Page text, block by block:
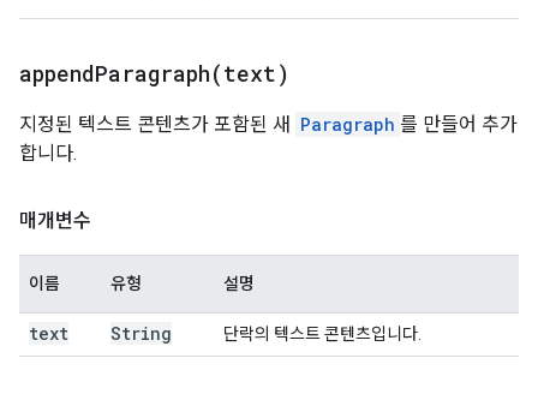
appendParagraph(text)
지정된 텍스트 콘텐츠가 포함된 새 Paragraph 를 만들어 추가
합니다.
매개변수
이름 유형 설명
text String 단락의 텍스트 콘텐츠입니다.